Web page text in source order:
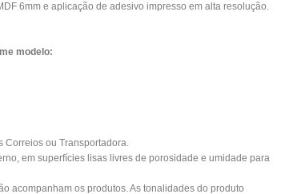
6mm e aplicação de adesivo impresso em alta resolução.
modelo:
Correios ou Transportadora.
em superfícies lisas livres de porosidade e umidade para
acompanham os produtos. As tonalidades do produto